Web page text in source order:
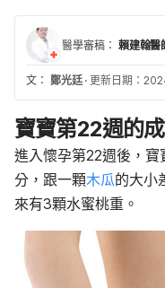
醫學審稿： 賴建翰醫
文： 鄭光廷 · 更新日期：
寶寶第22週的
進入懷孕第22週後，
分，跟一顆木瓜的大小
來有3顆水蜜桃重。